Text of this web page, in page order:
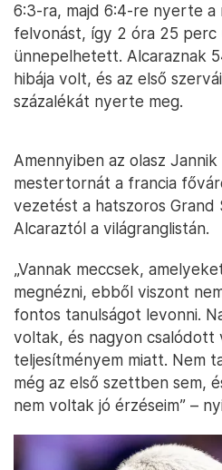
6:3-ra, majd 6:4-re nyerte a
felvonást, így 2 óra 25
ünnepelhetett. Alcaraznak
hibája volt, és az első
százalékát nyerte meg.
Amennyiben az olasz
mestertornát a francia
vezetést a hatszoros Grand
Alcaraztól a világranglistán.
„Vannak meccsek,
megnézni, ebből viszont
fontos tanulságot levonni.
voltak, és nagyon csalódott
teljesítményem miatt. Nem
még az első szettben sem,
nem voltak jó érzéseim” –